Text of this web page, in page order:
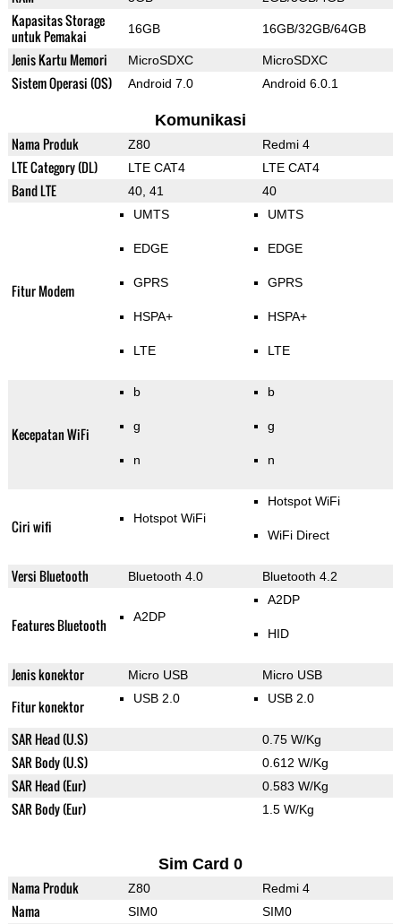
Kapasitas Storage
untuk Pemakai
16GB 16GB/32GB/64GB
Jenis Kartu Memori MicroSDXC MicroSDXC
Sistem Operasi (OS) Android 7.0 Android 6.0.1
Komunikasi
Nama Produk Z80 Redmi 4
LTE Category (DL) LTE CAT4 LTE CAT4
Band LTE 40, 41 40
Fitur Modem
UMTS
EDGE
GPRS
HSPA+
LTE
UMTS
EDGE
GPRS
HSPA+
LTE
Kecepatan WiFi
b
g
n
b
g
n
Ciri wifi Hotspot WiFi
Hotspot WiFi
WiFi Direct
Versi Bluetooth Bluetooth 4.0 Bluetooth 4.2
Features Bluetooth A2DP
A2DP
HID
Jenis konektor Micro USB Micro USB
Fitur konektor USB 2.0 USB 2.0
SAR Head (U.S) 0.75 W/Kg
SAR Body (U.S) 0.612 W/Kg
SAR Head (Eur) 0.583 W/Kg
SAR Body (Eur) 1.5 W/Kg
Sim Card 0
Nama Produk Z80 Redmi 4
Nama SIM0 SIM0